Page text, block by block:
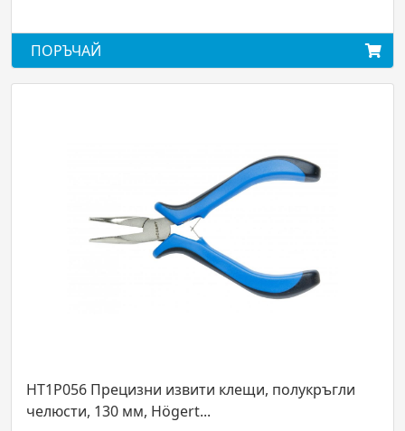
ПОРЪЧАЙ
HT1P056 Прецизни извити клещи, полукръгли
челюсти, 130 мм, Högert...